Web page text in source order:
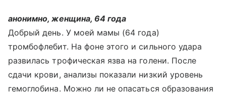
анонимно, женщина, 64 года
Добрый день. У моей мамы (64 года)
тромбофлебит. На фоне этого и сильного удара
развилась трофическая язва на голени. После
сдачи крови, анализы показали низкий уровень
гемоглобина. Можно ли не опасаться образования